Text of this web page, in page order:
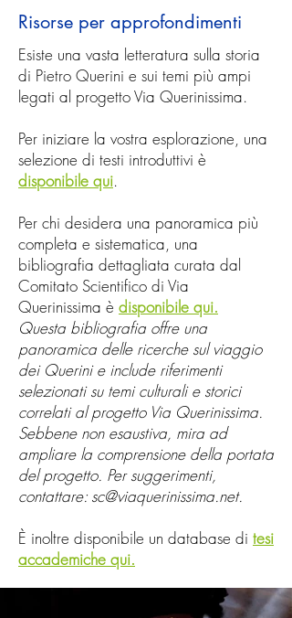
Querini, Cristoforo Fioravante e
Nicolò de Michiele. Il
manoscritto originale di Cardini
non è stato ritrovato, ma una
Vitturi nel 1480 è conservata
presso la Biblioteca Nazionale
368 (7936)).
La seconda fonte è costituita da
due versioni manoscritte attribuite
direttamente a Pietro Querini
stesso. Non è chiaro se si tratti
effettivamente dei testi da lui
scritti, ma entrambi risalgono a
non più tardi del XVI secolo. Una
è conservata presso la Biblioteca
Apostolica Vaticana a Roma (ms.
Vat. Lat. 5256), mentre l'altra –
una versione incompleta – è
conservata presso la Biblioteca
Risorse per approfondimenti
Esiste una vasta letteratura sulla storia
di Pietro Querini e sui temi più ampi
legati al progetto Via Querinissima.
Per iniziare la vostra esplorazione, una
selezione di testi introduttivi è
disponibile qui.
Per chi desidera una panoramica più
completa e sistematica, una
bibliografia dettagliata curata dal
Comitato Scientifico di Via
Querinissima è disponibile qui.
Questa bibliografia offre una
panoramica delle ricerche sul viaggio
dei Querini e include riferimenti
selezionati su temi culturali e storici
correlati al progetto Via Querinissima.
Sebbene non esaustiva, mira ad
ampliare la comprensione della portata
del progetto. Per suggerimenti,
contattare: sc@viaquerinissima.net.
È inoltre disponibile un database di tesi
accademiche qui.